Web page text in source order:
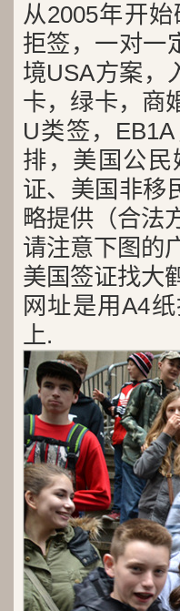
从2005年开
拒签，一对一
境USA方案，
卡，绿卡，商
U类签，
排，美国公
证、美国非移
略提供（合法
请注意下图的
美国签证找大
网址是用A4
上.